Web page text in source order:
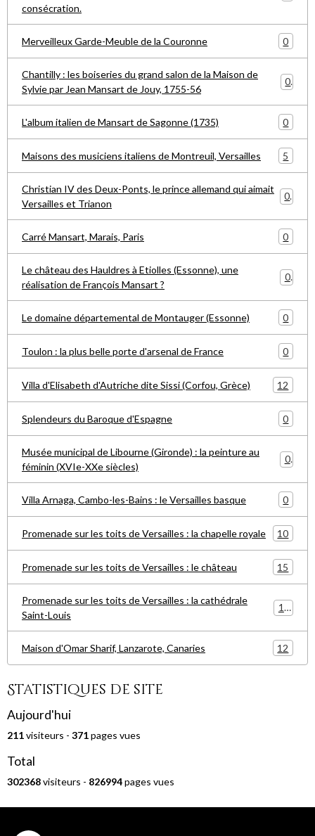
consécration.
Merveilleux Garde-Meuble de la Couronne 0
Chantilly : les boiseries du grand salon de la Maison de
Sylvie par Jean Mansart de Jouy, 1755-56
0
L'album italien de Mansart de Sagonne (1735) 0
Maisons des musiciens italiens de Montreuil, Versailles 5
Christian IV des Deux-Ponts, le prince allemand qui aimait
Versailles et Trianon
0
Carré Mansart, Marais, Paris 0
Le château des Hauldres à Etiolles (Essonne), une
réalisation de François Mansart ?
0
Le domaine départemental de Montauger (Essonne) 0
Toulon : la plus belle porte d'arsenal de France 0
Villa d'Elisabeth d'Autriche dite Sissi (Corfou, Grèce) 12
Splendeurs du Baroque d'Espagne 0
Musée municipal de Libourne (Gironde) : la peinture au
féminin (XVIe-XXe siècles)
0
Villa Arnaga, Cambo-les-Bains : le Versailles basque 0
Promenade sur les toits de Versailles : la chapelle royale 10
Promenade sur les toits de Versailles : le château 15
Promenade sur les toits de Versailles : la cathédrale
Saint-Louis
15
Maison d'Omar Sharif, Lanzarote, Canaries 12
Statistiques de site
Aujourd'hui
211visiteurs - 371pages vues
Total
302368visiteurs - 826994pages vues